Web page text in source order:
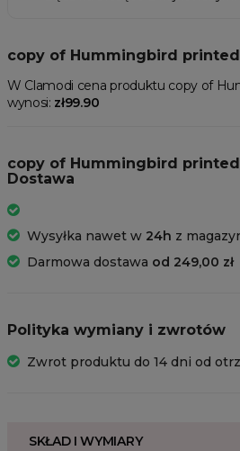
copy of Hummingbird
W Clamodi cena produktu copy of
wynosi: zł99.90
copy of Hummingbird
Dostawa
Wysyłka nawet w 24h z
Darmowa dostawa od 249,00 zł
Polityka wymiany i zwrotów
Zwrot produktu do 14 dni od
SKŁAD I WYMIARY